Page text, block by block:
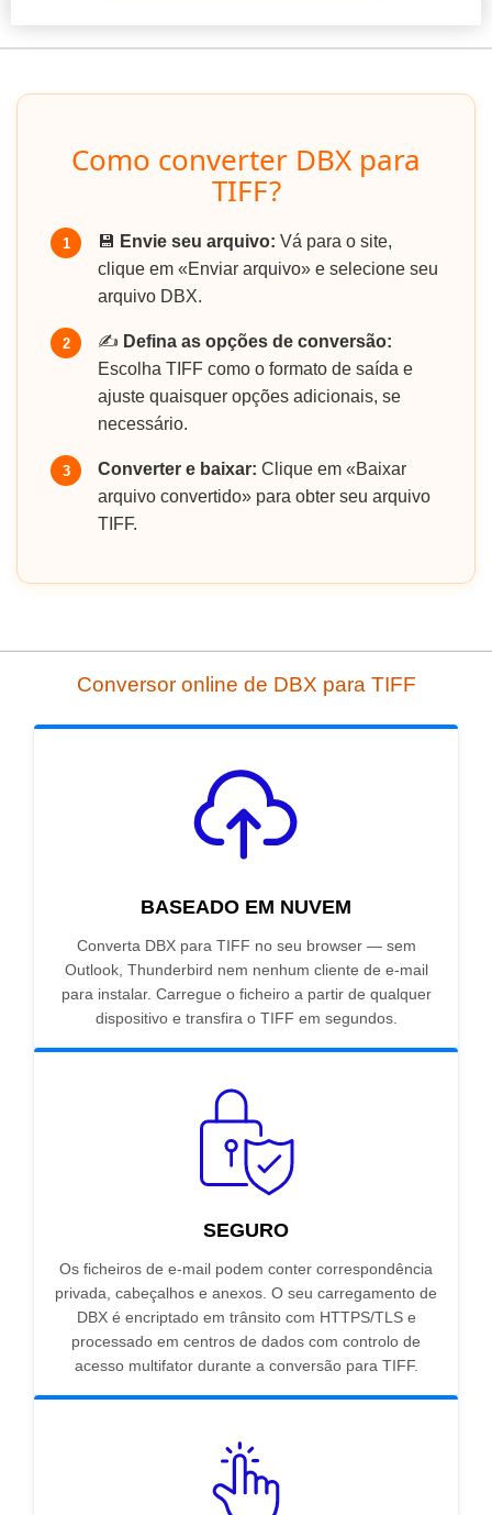
Como converter DBX para
TIFF?
1 💾 Envie seu arquivo: Vá para o site,
clique em «Enviar arquivo» e selecione seu
arquivo DBX.
2 ✍️ Defina as opções de conversão:
Escolha TIFF como o formato de saída e
ajuste quaisquer opções adicionais, se
necessário.
3 Converter e baixar: Clique em «Baixar
arquivo convertido» para obter seu arquivo
TIFF.
Conversor online de DBX para TIFF
BASEADO EM NUVEM
Converta DBX para TIFF no seu browser — sem
Outlook, Thunderbird nem nenhum cliente de e-mail
para instalar. Carregue o ficheiro a partir de qualquer
dispositivo e transfira o TIFF em segundos.
SEGURO
Os ficheiros de e-mail podem conter correspondência
privada, cabeçalhos e anexos. O seu carregamento de
DBX é encriptado em trânsito com HTTPS/TLS e
processado em centros de dados com controlo de
acesso multifator durante a conversão para TIFF.